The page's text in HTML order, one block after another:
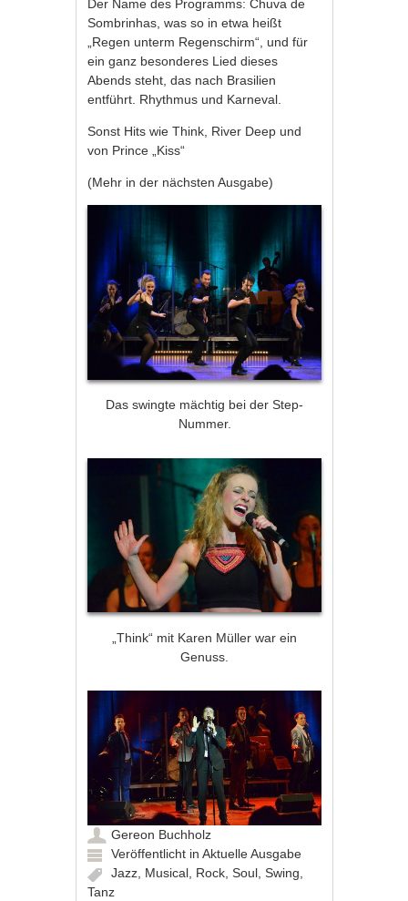
Der Name des Programms: Chuva de
Sombrinhas, was so in etwa heißt
„Regen unterm Regenschirm“, und für
ein ganz besonderes Lied dieses
Abends steht, das nach Brasilien
entführt. Rhythmus und Karneval.
Sonst Hits wie Think, River Deep und
von Prince „Kiss“
(Mehr in der nächsten Ausgabe)
Das swingte mächtig bei der Step-
Nummer.
„Think“ mit Karen Müller war ein
Genuss.
Gereon Buchholz
Veröffentlicht inAktuelle Ausgabe
Jazz Musical Rock ,Soul ,Swing
Tanz